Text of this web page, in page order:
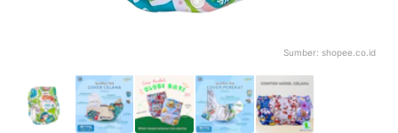
Sumber: shopee.co.id